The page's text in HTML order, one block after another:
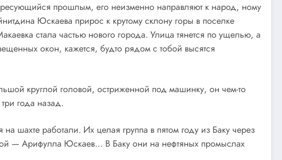
прошлым, его неизменно направляют к народ, ному
Юскаева прирос к крутому склону горы в поселке
стала частью нового города. Улица тянется по ущелью, а
окон, кажется, будто рядом с тобой высятся
круглой головой, остриженной под машинку, он чем-то
года назад.
шахте работали. Их целая группа в пятом году из Баку через
— Арифулла Юскаев… В Баку они на нефтяных промыслах